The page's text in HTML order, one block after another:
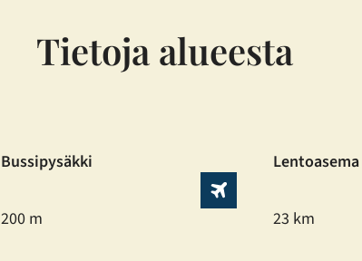
Tietoja alueesta
Bussipysäkki
200 m
Lentoasema
23 km